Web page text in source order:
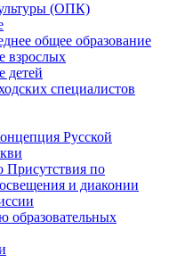
(ОПК)
общее образование
взрослых
детей
специалистов
Русской
Присутствия по
и диаконии
образовательных